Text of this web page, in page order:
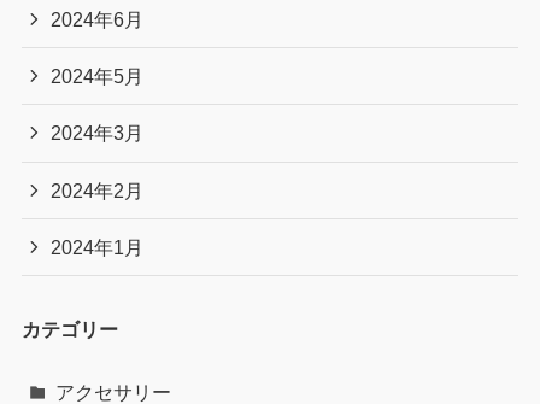
2024年6月
2024年5月
2024年3月
2024年2月
2024年1月
カテゴリー
アクセサリー